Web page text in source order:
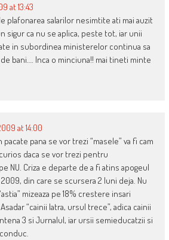
at 13:43
plafonarea salarilor nesimtite ati mai auzit
sigur ca nu se aplica, peste tot, iar unii
in subordinea ministerelor continua sa
bani…. Inca o minciuna!! mai tineti minte
at 14:00
pacate pana se vor trezi “masele” va fi cam
daca se vor trezi pentru
NU. Criza e departe de a fi atins apogeul
din care se scursera 2 luni deja. Nu
mizeaza pe 18% crestere insari
“cainii latra, ursul trece”, adica cainii
3 si Jurnalul, iar ursii semieducatzii si